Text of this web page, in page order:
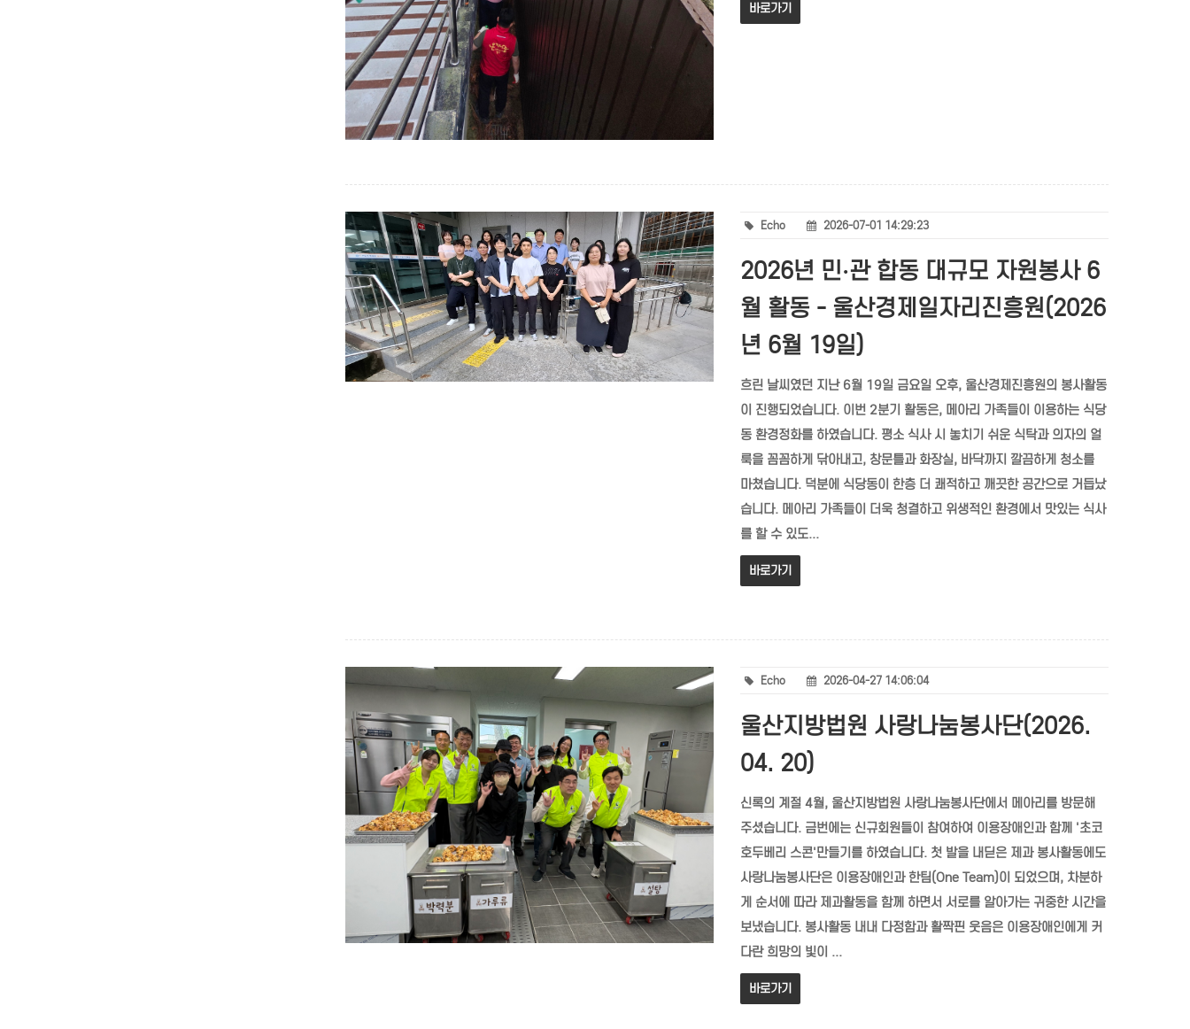
바로가기
Echo 2026-07-01 14:29:23
2026년 민·관 합동 대규모 자원봉사 6
월 활동 - 울산경제일자리진흥원(2026
년 6월 19일)
흐린 날씨였던 지난 6월 19일 금요일 오후, 울산경제진흥원의 봉사활동
이 진행되었습니다. 이번 2분기 활동은, 메아리 가족들이 이용하는 식당
동 환경정화를 하였습니다. 평소 식사 시 놓치기 쉬운 식탁과 의자의 얼
룩을 꼼꼼하게 닦아내고, 창문틀과 화장실, 바닥까지 깔끔하게 청소를
마쳤습니다. 덕분에 식당동이 한층 더 쾌적하고 깨끗한 공간으로 거듭났
습니다. 메아리 가족들이 더욱 청결하고 위생적인 환경에서 맛있는 식사
를 할 수 있도...
바로가기
Echo 2026-04-27 14:06:04
울산지방법원 사랑나눔봉사단(2026.
04. 20)
신록의 계절 4월, 울산지방법원 사랑나눔봉사단에서 메아리를 방문해
주셨습니다. 금번에는 신규회원들이 참여하여 이용장애인과 함께 '초코
호두베리 스콘'만들기를 하였습니다. 첫 발을 내딛은 제과 봉사활동에도
사랑나눔봉사단은 이용장애인과 한팀(One Team)이 되었으며, 차분하
게 순서에 따라 제과활동을 함께 하면서 서로를 알아가는 귀중한 시간을
보냈습니다. 봉사활동 내내 다정함과 활짝핀 웃음은 이용장애인에게 커
다란 희망의 빛이 ...
바로가기